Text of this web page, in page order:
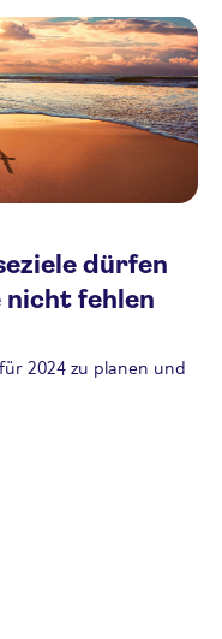
dürfen
fehlen
2024 zu planen und